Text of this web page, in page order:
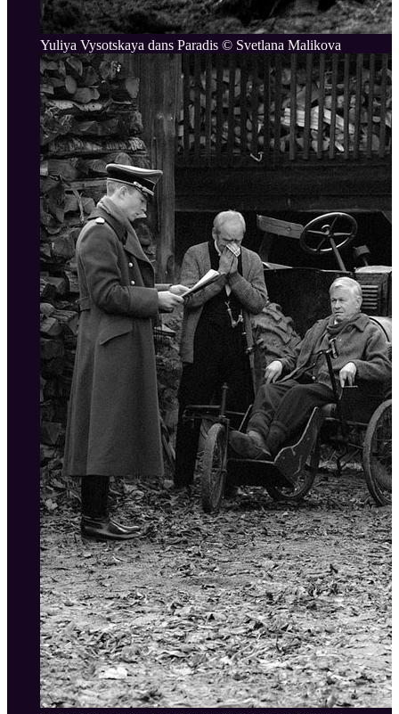
Yuliya Vysotskaya dans Paradis © Svetlana Malikova